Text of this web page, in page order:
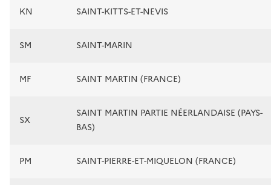
KN SAINT-KITTS-ET-NEVIS
SM SAINT-MARIN
MF SAINT MARTIN (FRANCE)
SX
SAINT MARTIN PARTIE NÉERLANDAISE (PAYS-
BAS)
PM SAINT-PIERRE-ET-MIQUELON (FRANCE)